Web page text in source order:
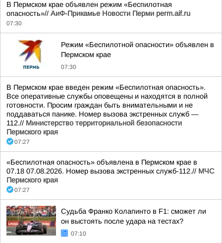
В Пермском крае объявлен режим «Беспилотная
опасность»// АиФ-Прикамье Новости Перми perm.aif.ru
07:30
Режим «Беспилотной опасности» объявлен в
Пермском крае
07:30
В Пермском крае введен режим «Беспилотная опасность».
Все оперативные службы оповещены и находятся в полной
готовности. Просим граждан быть внимательными и не
поддаваться панике. Номер вызова экстренных служб —
112.// Министерство территориальной безопасности
Пермского края
07:27
«Беспилотная опасность» объявлена в Пермском крае в
07.18 07.08.2026. Номер вызова экстренных служб-112.// МЧС
Пермского края
07:27
Судьба Франко Колапинто в F1: сможет ли
он выстоять после удара на тестах?
07:10